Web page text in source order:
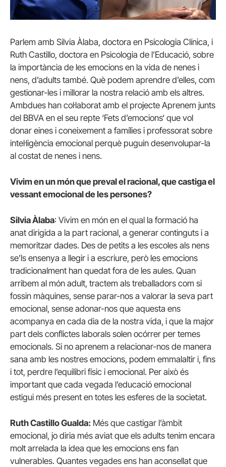
Parlem amb Silvia Àlaba, doctora en Psicologia Clínica, i
Ruth Castillo, doctora en Psicologia de l’Educació, sobre
la importància de les emocions en la vida de nenes i
nens, d’adults també. Què podem aprendre d’elles, com
gestionar-les i millorar la nostra relació amb els altres.
Ambdues han col·laborat amb el projecte Aprenem junts
del BBVA en el seu repte ‘Fets d’emocions‘ que vol
donar eines i coneixement a famílies i professorat sobre
intel·ligència emocional perquè puguin desenvolupar-la
al costat de nenes i nens.
Vivim en un món que preval el racional, que castiga el
vessant emocional de les persones?
Silvia Àlaba: Vivim en món en el qual la formació ha
anat dirigida a la part racional, a generar continguts i a
memoritzar dades. Des de petits a les escoles als nens
se’ls ensenya a llegir i a escriure, però les emocions
tradicionalment han quedat fora de les aules. Quan
arribem al món adult, tractem als treballadors com si
fossin màquines, sense parar-nos a valorar la seva part
emocional, sense adonar-nos que aquesta ens
acompanya en cada dia de la nostra vida, i que la major
part dels conflictes laborals solen ocórrer per temes
emocionals. Si no aprenem a relacionar-nos de manera
sana amb les nostres emocions, podem emmalaltir i, fins
i tot, perdre l’equilibri físic i emocional. Per això és
important que cada vegada l’educació emocional
estigui més present en totes les esferes de la societat.
Ruth Castillo Gualda: Més que castigar l’àmbit
emocional, jo diria més aviat que els adults tenim encara
molt arrelada la idea que les emocions ens fan
vulnerables. Quantes vegades ens han aconsellat que